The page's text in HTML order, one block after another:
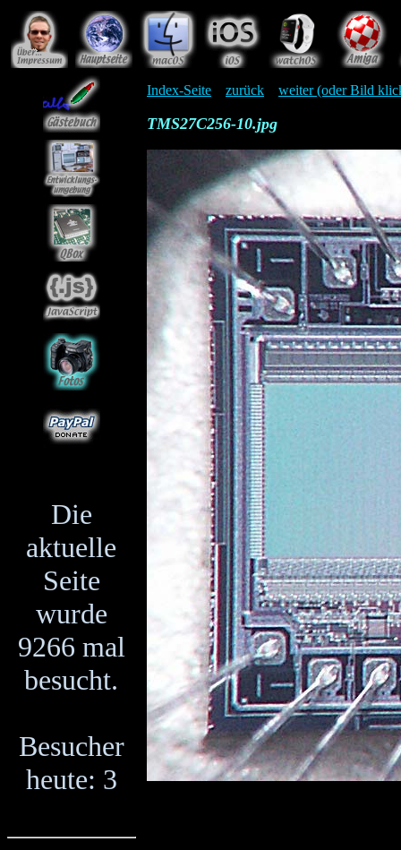
Die
aktuelle
Seite
wurde
9266 mal
besucht.
Besucher
heute: 3
Index-Seite zurück weiter (oder Bild
TMS27C256-10.jpg